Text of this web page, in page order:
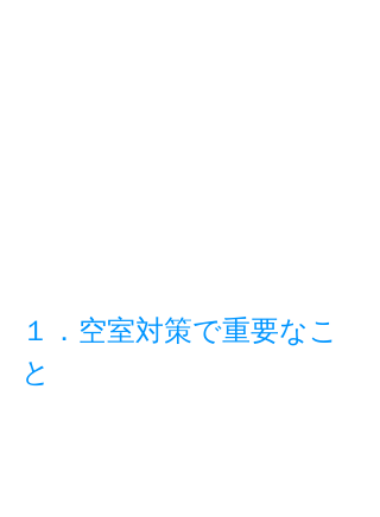
１．空室対策で重要なこ
と